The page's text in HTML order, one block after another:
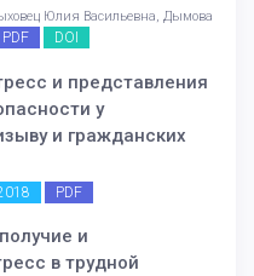
Юлия Васильевна, Дымова
PDF DOI
и представления
у
и гражданских
PDF
и
в трудной